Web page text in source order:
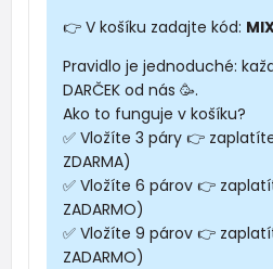
👉 V košíku zadajte kód:
Pravidlo je jednoduché:
DARČEK od nás 🥳.
Ako to funguje v košíku?
✅ Vložíte 3 páry 👉
ZDARMA)
✅ Vložíte 6 párov 👉
ZADARMO)
✅ Vložíte 9 párov 👉
ZADARMO)